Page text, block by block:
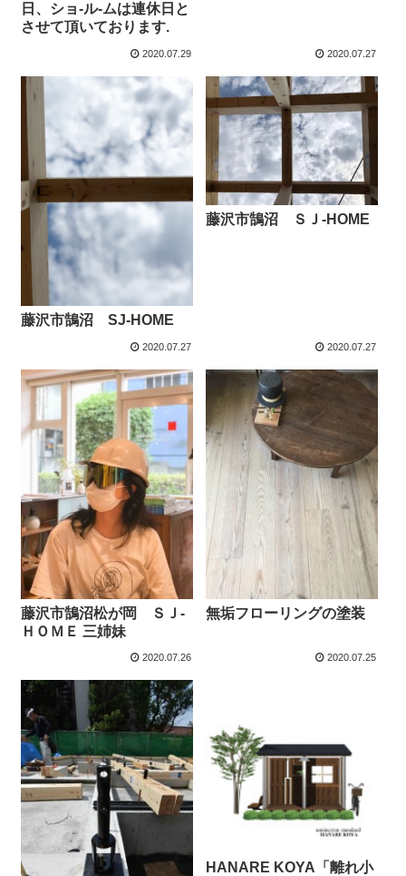
日、ショ-ル-ムは連休日と
させて頂いております.
2020.07.29 2020.07.27
藤沢市鵠沼 SJ-HOME
2020.07.27
藤沢市鵠沼 ＳＪ-HOME
2020.07.27
藤沢市鵠沼松が岡 ＳＪ-
ＨＯＭＥ 三姉妹
2020.07.26
無垢フローリングの塗装
2020.07.25
HANARE KOYA「離れ小